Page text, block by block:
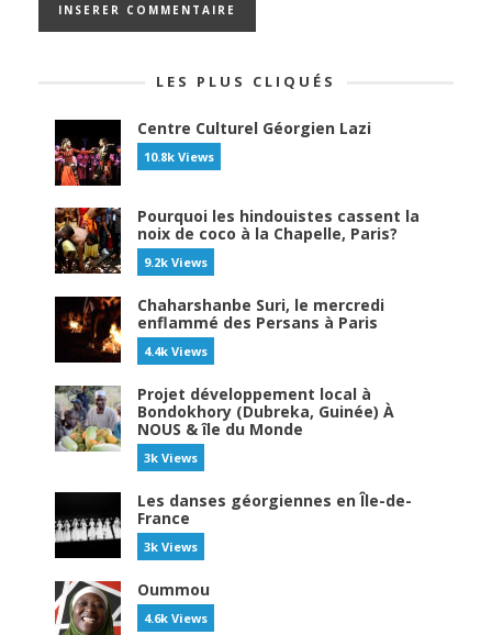
LES PLUS CLIQUÉS
Centre Culturel Géorgien Lazi
10.8k Views
Pourquoi les hindouistes cassent la
noix de coco à la Chapelle, Paris?
9.2k Views
Chaharshanbe Suri, le mercredi
enflammé des Persans à Paris
4.4k Views
Projet développement local à
Bondokhory (Dubreka, Guinée) À
NOUS & île du Monde
3k Views
Les danses géorgiennes en Île-de-
France
3k Views
Oummou
4.6k Views